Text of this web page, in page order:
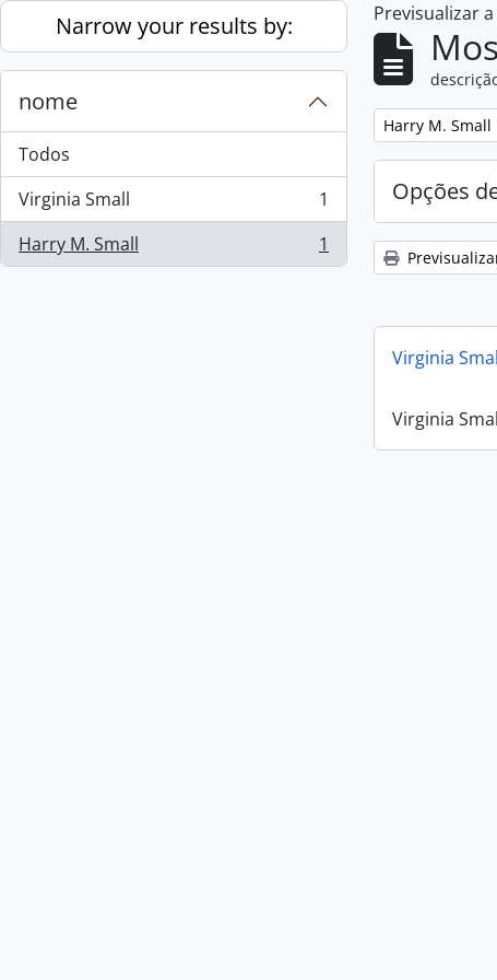
Skip to main content
Narrow your results by:
nome
Todos
Virginia Small
, 1 resultados
1
Harry M. Small
, 1 resultados 1
Previsualizar
Remove filter:
Harry M. Small
Opções
Virginia
Virginia